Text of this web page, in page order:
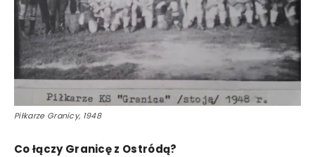
Piłkarze Granicy, 1948
Co łączy Granicę z Ostródą?